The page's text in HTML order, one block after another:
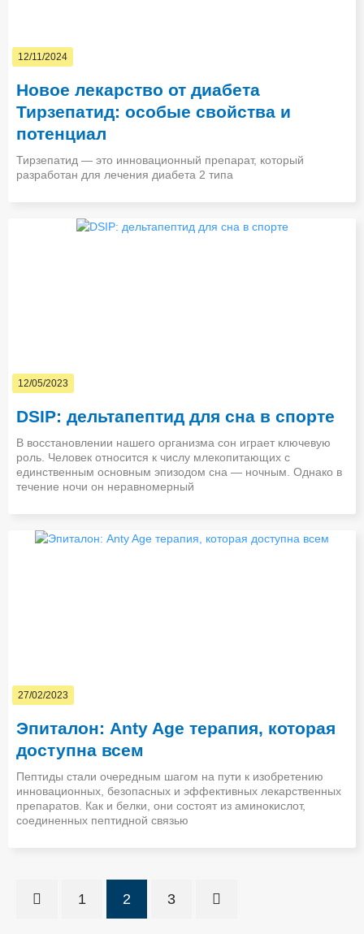
12/11/2024
Новое лекарство от диабета
Тирзепатид: особые свойства и
потенциал
Тирзепатид — это инновационный препарат, который
разработан для лечения диабета 2 типа
12/05/2023
DSIP: дельтапептид для сна в спорте
В восстановлении нашего организма сон играет ключевую
роль. Человек относится к числу млекопитающих с
единственным основным эпизодом сна — ночным. Однако в
течение ночи он неравномерный
27/02/2023
Эпиталон: Anty Age терапия, которая
доступна всем
Пептиды стали очередным шагом на пути к изобретению
инновационных, безопасных и эффективных лекарственных
препаратов. Как и белки, они состоят из аминокислот,
соединенных пептидной связью
1 2 3